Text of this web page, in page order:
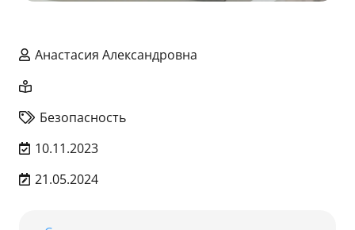
Анастасия Александровна
Безопасность
10.11.2023
21.05.2024